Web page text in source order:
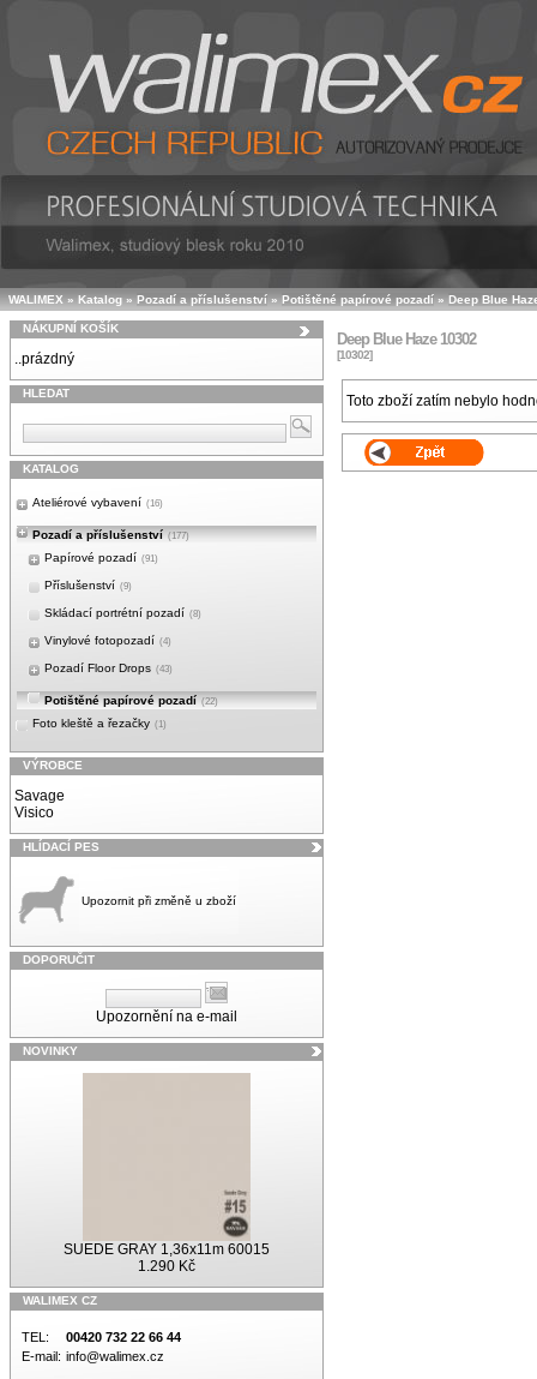
WALIMEX » Katalog » Pozadí a příslušenství » Potištěné papírové pozadí » Deep Blue
NÁKUPNÍ KOŠÍK
..prázdný
HLEDAT
KATALOG
Ateliérové vybavení (16)
Pozadí a příslušenství (177)
Papírové pozadí (91)
Příslušenství (9)
Skládací portrétní pozadí (8)
Vinylové fotopozadí (4)
Pozadí Floor Drops (43)
Potištěné papírové pozadí (22)
Foto kleště a řezačky (1)
VÝROBCE
Savage
Visico
HLÍDACÍ PES
Upozornit při změně u zboží
DOPORUČIT
Upozornění na e-mail
NOVINKY
SUEDE GRAY 1,36x11m 60015
1.290 Kč
WALIMEX CZ
TEL:
00420 732 22 66 44
E-mail: info@walimex.cz
Deep Blue Haze 10302
[10302]
Toto zboží zatím nebylo